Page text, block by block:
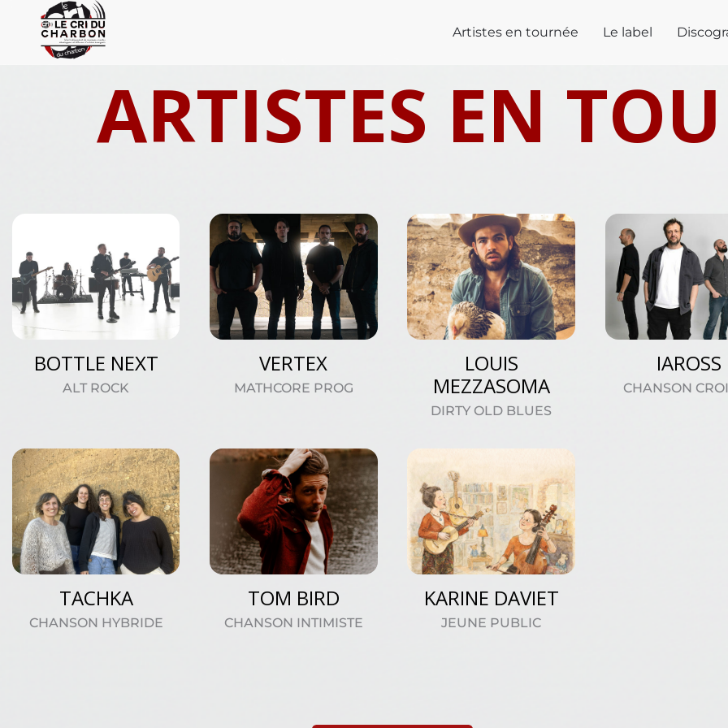
Artistes en tournée Le label
ARTISTES EN
BOTTLE NEXT
ALT ROCK
VERTEX
MATHCORE PROG
LOUIS
MEZZASOMA
DIRTY OLD BLUES
IAROSS
CHANSON
TACHKA
CHANSON HYBRIDE
TOM BIRD
CHANSON INTIMISTE
KARINE DAVIET
JEUNE PUBLIC